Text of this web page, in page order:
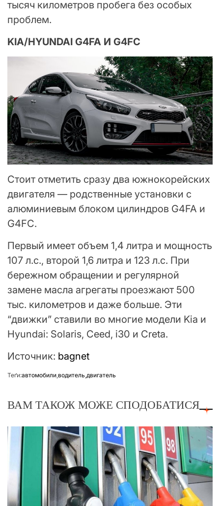
тысяч километров пробега без особых
проблем.
KIA/HYUNDAI G4FA И G4FC
Стоит отметить сразу два южнокорейских
двигателя — родственные установки с
алюминиевым блоком цилиндров G4FA и
G4FC.
Первый имеет объем 1,4 литра и мощность
107 л.с., второй 1,6 литра и 123 л.с. При
бережном обращении и регулярной
замене масла агрегаты проезжают 500
тыс. километров и даже больше. Эти
“движки” ставили во многие модели Kia и
Hyundai: Solaris, Ceed, i30 и Сreta.
Источник: bagnet
Теґи:автомобили водитель двигатель
ВАМ ТАКОЖ МОЖЕ СПОДОБАТИСЯ